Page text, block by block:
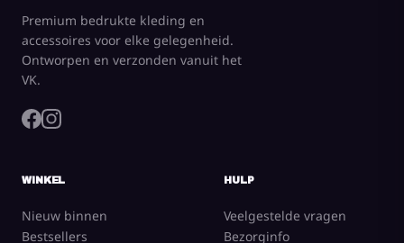
Premium bedrukte kleding en
accessoires voor elke gelegenheid.
Ontworpen en verzonden vanuit het
VK.
WINKEL
Nieuw binnen
Bestsellers
HULP
Veelgestelde vragen
Bezorginfo